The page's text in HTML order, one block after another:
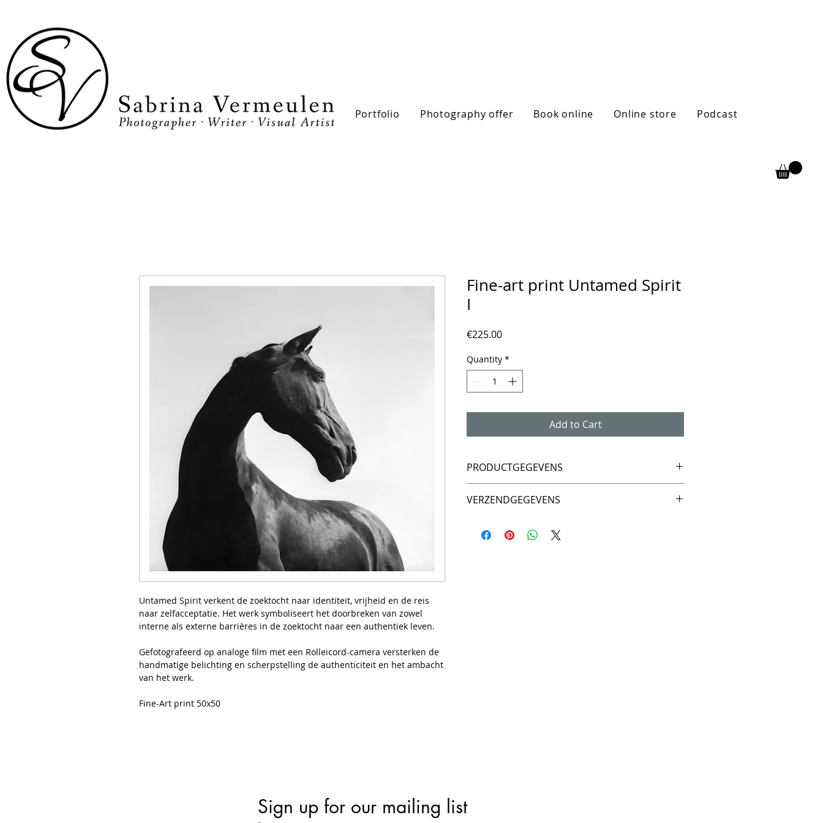
Portfolio Photography offer Book online Online store Podcast
Untamed Spirit verkent de zoektocht naar identiteit, vrijheid en de reis
naar zelfacceptatie. Het werk symboliseert het doorbreken van zowel
interne als externe barrières in de zoektocht naar een authentiek leven.
Gefotografeerd op analoge film met een Rolleicord-camera versterken de
handmatige belichting en scherpstelling de authenticiteit en het ambacht
van het werk.
Fine-Art print 50x50
Fine-art print Untamed Spirit
I
€225.00Price
Quantity *
Add to Cart
PRODUCTGEGEVENS
Hahnemühle Photo Rag Bright White
Afmetingen: 50 × 50 cm
VERZENDGEGEVENS
Deze worden verrekend bij de bestelling.
Sign up for our mailing list